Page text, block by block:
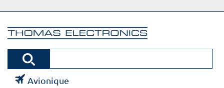
Avionique